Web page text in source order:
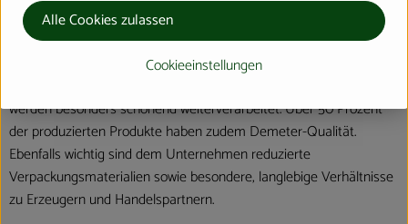
Qualität, Nachhaltigkeit und einzigartigen Geschmack aus. Die
Marke macht dabei den extra Schritt, um Verbrauchern mehr als
Standard Bio zu garantieren. Die rund 300 Premium-Produkte
werden besonders schonend weiterverarbeitet. Über 50 Prozent
der produzierten Produkte haben zudem Demeter-Qualität.
Ebenfalls wichtig sind dem Unternehmen reduzierte
Verpackungsmaterialien sowie besondere, langlebige Verhältnisse
zu Erzeugern und Handelspartnern.
Cookieeinstellungen
Alle Cookies zulassen